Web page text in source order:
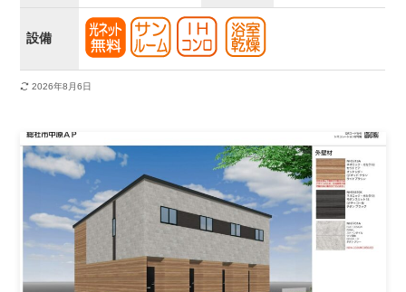
設備
2026年8月6日